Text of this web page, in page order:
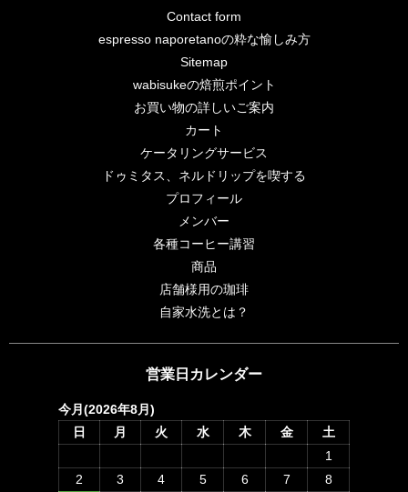
Contact form
espresso naporetanoの粋な愉しみ方
Sitemap
wabisukeの焙煎ポイント
お買い物の詳しいご案内
カート
ケータリングサービス
ドゥミタス、ネルドリップを喫する
プロフィール
メンバー
各種コーヒー講習
商品
店舗様用の珈琲
自家水洗とは？
営業日カレンダー
今月(2026年8月)
日
月 火 水 木 金
土
1
2
3 4 5 6 7 8